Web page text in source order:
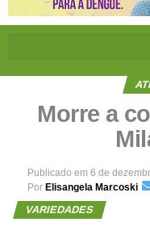
Morre a
Publicado em 6 de
Por Elisangela Marcoski
VARIEDADES